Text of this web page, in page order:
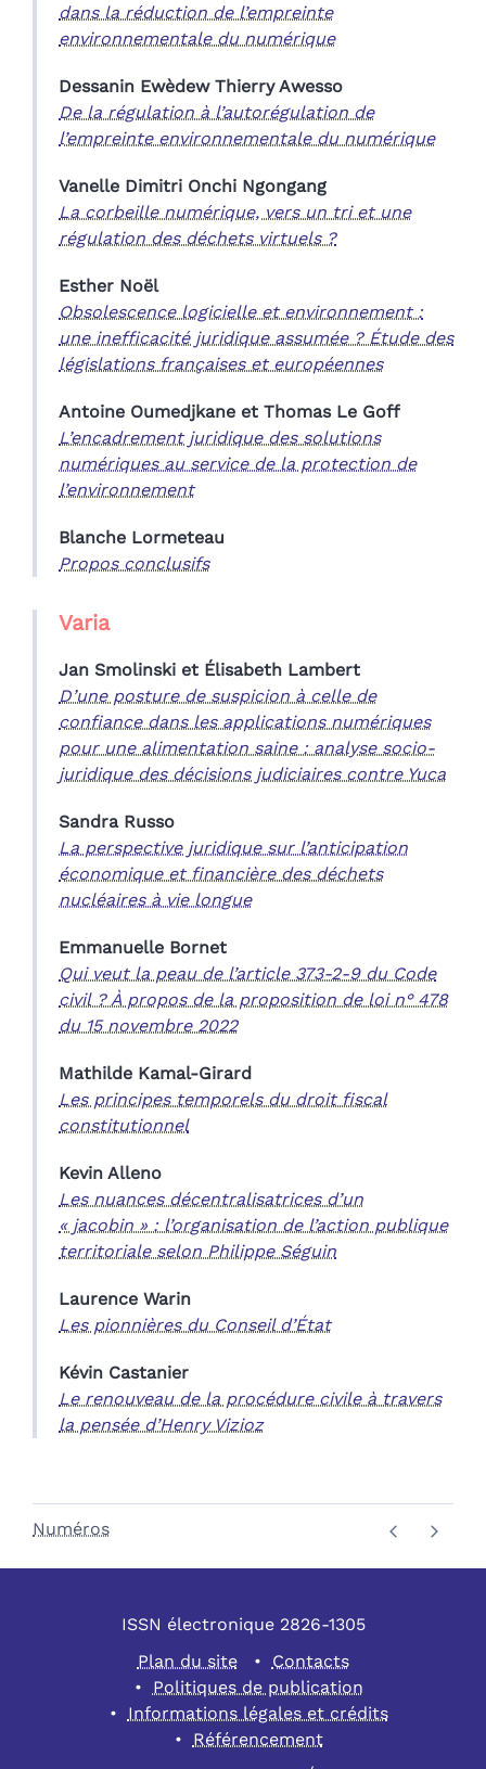
dans la réduction de l’empreinte
environnementale du numérique
Dessanin Ewèdew ThierryAwesso
De la régulation à l’autorégulation de
l’empreinte environnementale du numérique
Vanelle Dimitri Onchi Ngongang
La corbeille numérique, vers un tri et une
régulation des déchets virtuels ?
Esther Noël
Obsolescence logicielle et environnement :
une inefficacité juridique assumée ? Étude des
législations françaises et européennes
Antoine Oumedjkane et Thomas Le Goff
L’encadrement juridique des solutions
numériques au service de la protection de
l’environnement
Blanche Lormeteau
Propos conclusifs
Varia
Jan Smolinski et Élisabeth Lambert
D’une posture de suspicion à celle de
confiance dans les applications numériques
pour une alimentation saine : analyse socio-
juridique des décisions judiciaires contre Yuca
Sandra Russo
La perspective juridique sur l’anticipation
économique et financière des déchets
nucléaires à vie longue
Emmanuelle Bornet
Qui veut la peau de l’article 373-2-9 du Code
civil ? À propos de la proposition de loi n° 478
du 15 novembre 2022
Mathilde Kamal-Girard
Les principes temporels du droit fiscal
constitutionnel
Kevin Alleno
Les nuances décentralisatrices d’un
« jacobin » : l’organisation de l’action publique
territoriale selon Philippe Séguin
Laurence Warin
Les pionnières du Conseil d’État
Kévin Castanier
Le renouveau de la procédure civile à travers
la pensée d’Henry Vizioz
Numéros
ISSN électronique 2826-1305
Plan du site
Contacts
Politiques de publication
Informations légales et crédits
Référencement